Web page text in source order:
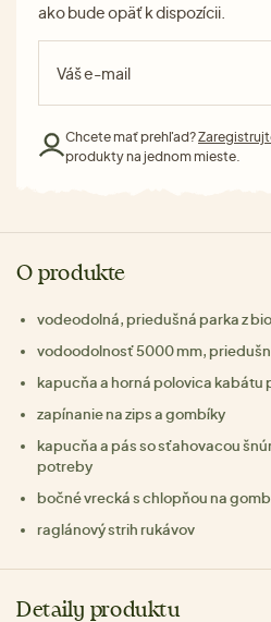
ako bude opäť k dispozícii.
Chcete mať prehľad?
produkty na jednom mieste.
O produkte
vodeodolná, priedušná parka z
vodoodolnosť 5000 mm,
kapucňa a horná polovica
zapínanie na zips a gombíky
kapucňa a pás so sťahovacou
potreby
bočné vrecká s chlopňou na
raglánový strih rukávov
Detaily produktu